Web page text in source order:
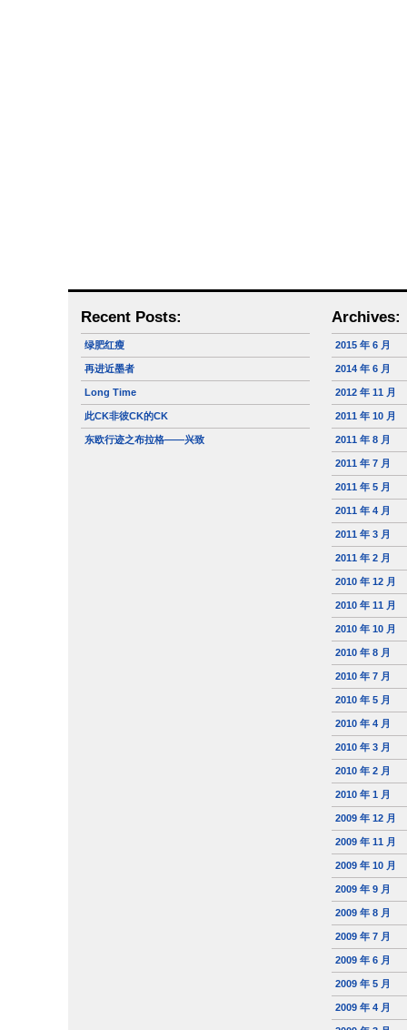
Recent Posts:
绿肥红瘦
再进近墨者
Long Time
此CK非彼CK的CK
东欧行迹之布拉格——兴致
Archives:
2015 年 6 月
2014 年 6 月
2012 年 11 月
2011 年 10 月
2011 年 8 月
2011 年 7 月
2011 年 5 月
2011 年 4 月
2011 年 3 月
2011 年 2 月
2010 年 12 月
2010 年 11 月
2010 年 10 月
2010 年 8 月
2010 年 7 月
2010 年 5 月
2010 年 4 月
2010 年 3 月
2010 年 2 月
2010 年 1 月
2009 年 12 月
2009 年 11 月
2009 年 10 月
2009 年 9 月
2009 年 8 月
2009 年 7 月
2009 年 6 月
2009 年 5 月
2009 年 4 月